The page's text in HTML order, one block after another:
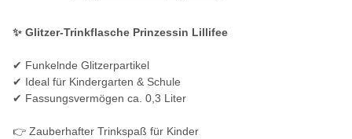
✨ Glitzer-Trinkflasche Prinzessin Lillifee
✔ Funkelnde Glitzerpartikel
✔ Ideal für Kindergarten & Schule
✔ Fassungsvermögen ca. 0,3 Liter
👉 Zauberhafter Trinkspaß für Kinder